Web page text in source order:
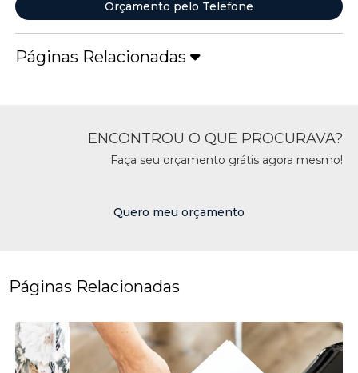
Orçamento pelo Telefone
Páginas Relacionadas
ENCONTROU O QUE PROCURAVA?
Faça seu orçamento grátis agora mesmo!
Quero meu orçamento
Páginas Relacionadas